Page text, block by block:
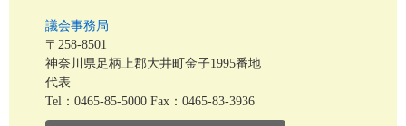
議会事務局
〒258-8501
神奈川県足柄上郡大井町金子1995番地
代表
Tel：0465-85-5000 Fax：0465-83-3936